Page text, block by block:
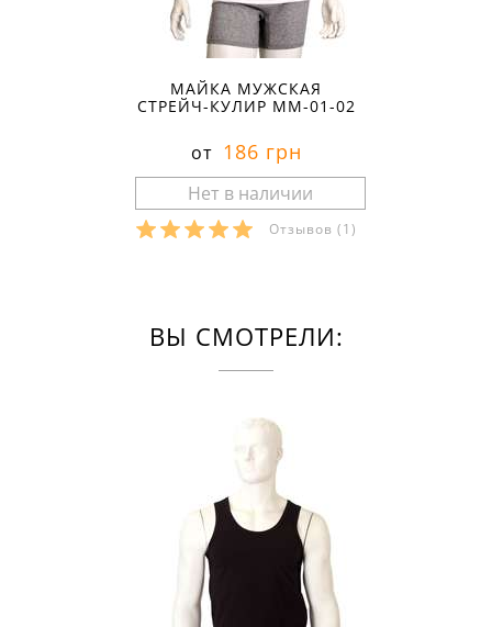
МАЙКА МУЖСКАЯ
СТРЕЙЧ-КУЛИР ММ-01-02
от 186 грн
Отзывов (1)
ВЫ СМОТРЕЛИ: